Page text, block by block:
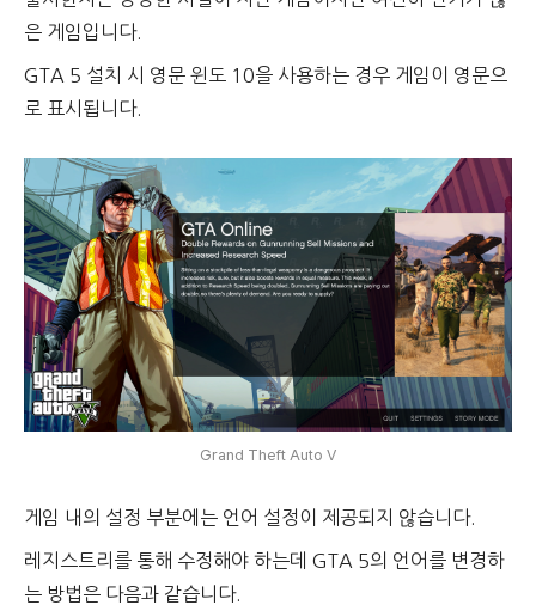
은 게임입니다.
GTA 5 설치 시 영문 윈도 10을 사용하는 경우 게임이 영문으
로 표시됩니다.
Grand Theft Auto V
게임 내의 설정 부분에는 언어 설정이 제공되지 않습니다.
레지스트리를 통해 수정해야 하는데 GTA 5의 언어를 변경하
는 방법은 다음과 같습니다.